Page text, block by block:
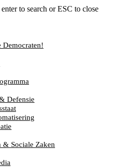
to search or ESC to close
Democraten!
Defensie
& Sociale Zaken